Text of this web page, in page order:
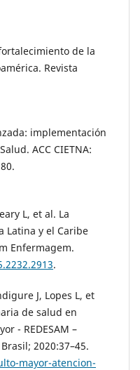
de la
Revista
implementación
ACC CIETNA:
L, et al. La
Latina y el Caribe
Enfermagem.
.
J, Lopes L, et
de salud en
- REDESAM –
2020:37–45.
mayor-atencion-